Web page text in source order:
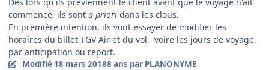
commencé, ils sont a priori dans les clous.
En première intention, ils vont essayer de modifier les
horaires du billet TGV Air et du vol, voire les jours de voyage,
par anticipation ou report.
Modifié 18 mars 20188 ans par PLANONYME